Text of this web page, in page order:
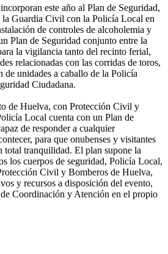
este año al Plan de Seguridad,
la Guardia Civil con la Policía Local en
de controles de alcoholemia y
Plan de Seguridad conjunto entre la
la vigilancia tanto del recinto ferial,
relacionadas con las corridas de toros,
unidades a caballo de la Policía
Ciudadana.
de Huelva, con Protección Civil y
Local cuenta con un Plan de
de responder a cualquier
para que onubenses y visitantes
total tranquilidad. El plan supone la
los cuerpos de seguridad, Policía Local,
Civil y Bomberos de Huelva,
y recursos a disposición del evento,
Coordinación y Atención en el propio